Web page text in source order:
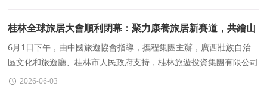
桂林全球旅居大會順利閉幕：聚力康養旅居新賽道，共繪山
水城市新藍圖
6月1日下午，由中國旅遊協會指導，攜程集團主辦，廣西壯族自治
區文化和旅遊廳、桂林市人民政府支持，桂林旅遊投資集團有限公司
作爲目的地合作夥伴的桂林全球旅居大會順利閉幕。200
2026-06-03